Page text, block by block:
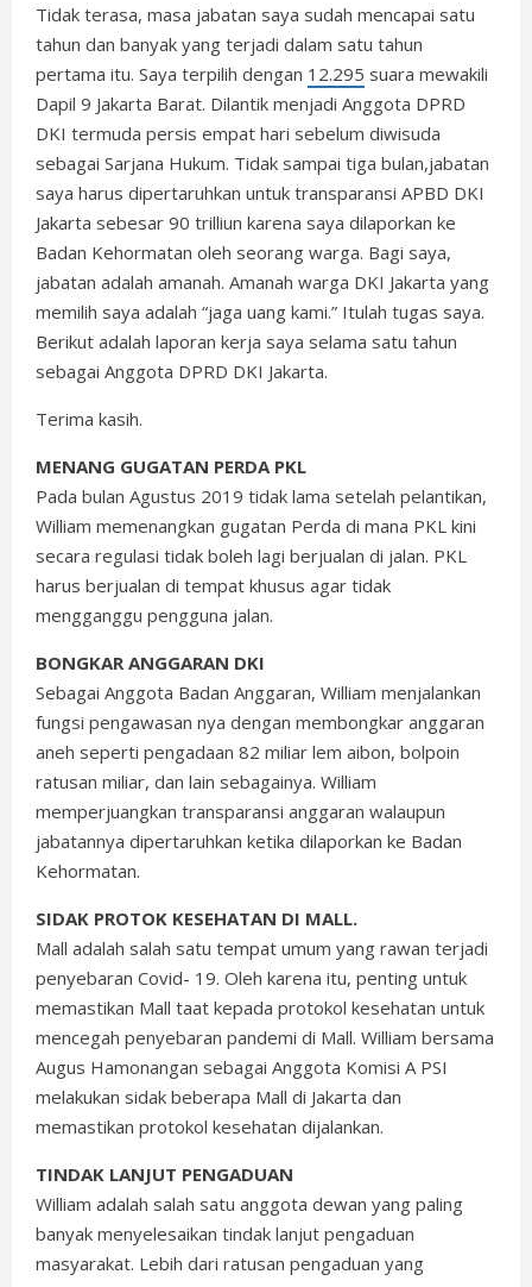
Tidak terasa, masa jabatan saya sudah mencapai satu
tahun dan banyak yang terjadi dalam satu tahun
pertama itu. Saya terpilih dengan 12.295 suara mewakili
Dapil 9 Jakarta Barat. Dilantik menjadi Anggota DPRD
DKI termuda persis empat hari sebelum diwisuda
sebagai Sarjana Hukum. Tidak sampai tiga bulan,jabatan
saya harus dipertaruhkan untuk transparansi APBD DKI
Jakarta sebesar 90 trilliun karena saya dilaporkan ke
Badan Kehormatan oleh seorang warga. Bagi saya,
jabatan adalah amanah. Amanah warga DKI Jakarta yang
memilih saya adalah “jaga uang kami.” Itulah tugas saya.
Berikut adalah laporan kerja saya selama satu tahun
sebagai Anggota DPRD DKI Jakarta.
Terima kasih.
MENANG GUGATAN PERDA PKL
Pada bulan Agustus 2019 tidak lama setelah pelantikan,
William memenangkan gugatan Perda di mana PKL kini
secara regulasi tidak boleh lagi berjualan di jalan. PKL
harus berjualan di tempat khusus agar tidak
mengganggu pengguna jalan.
BONGKAR ANGGARAN DKI
Sebagai Anggota Badan Anggaran, William menjalankan
fungsi pengawasan nya dengan membongkar anggaran
aneh seperti pengadaan 82 miliar lem aibon, bolpoin
ratusan miliar, dan lain sebagainya. William
memperjuangkan transparansi anggaran walaupun
jabatannya dipertaruhkan ketika dilaporkan ke Badan
Kehormatan.
SIDAK PROTOK KESEHATAN DI MALL.
Mall adalah salah satu tempat umum yang rawan terjadi
penyebaran Covid- 19. Oleh karena itu, penting untuk
memastikan Mall taat kepada protokol kesehatan untuk
mencegah penyebaran pandemi di Mall. William bersama
Augus Hamonangan sebagai Anggota Komisi A PSI
melakukan sidak beberapa Mall di Jakarta dan
memastikan protokol kesehatan dijalankan.
TINDAK LANJUT PENGADUAN
William adalah salah satu anggota dewan yang paling
banyak menyelesaikan tindak lanjut pengaduan
masyarakat. Lebih dari ratusan pengaduan yang